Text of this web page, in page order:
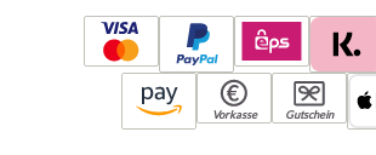
Vorkasse Gutschein